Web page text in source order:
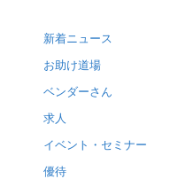
新着ニュース
お助け道場
ベンダーさん
求人
イベント・セミナー
優待